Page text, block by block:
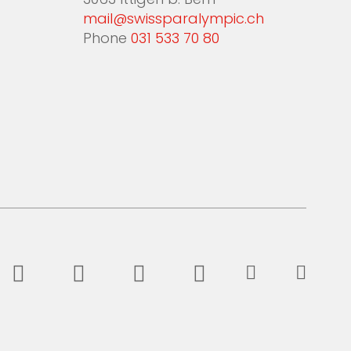
mail@swissparalympic.ch
Phone 031 533 70 80